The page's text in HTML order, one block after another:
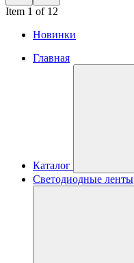
Item 1 of 12
Новинки
Главная
Каталог
Светодиодные ленты